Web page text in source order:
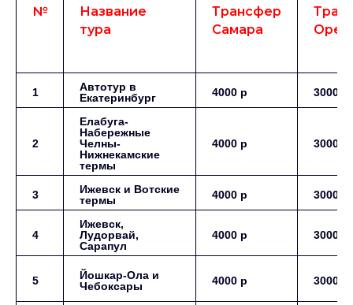
№
Название
тура
Трансфер
Самара
1
Автотур в
Екатеринбург
4000 р 3000 р
2
Елабуга-
Набережные
Челны-
Нижнекамские
термы
4000 р 3000 р
3
Ижевск и Вотские
термы
4000 р 3000 р
4
Ижевск,
Лудорвай,
Сарапул
4000 р 3000 р
5
Йошкар-Ола и
Чебоксары
4000 р 3000 р